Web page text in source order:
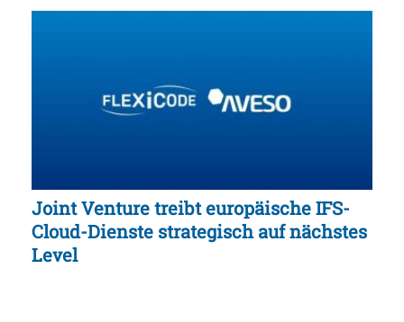
Joint Venture treibt europäische IFS-
Cloud-Dienste strategisch auf nächstes
Level